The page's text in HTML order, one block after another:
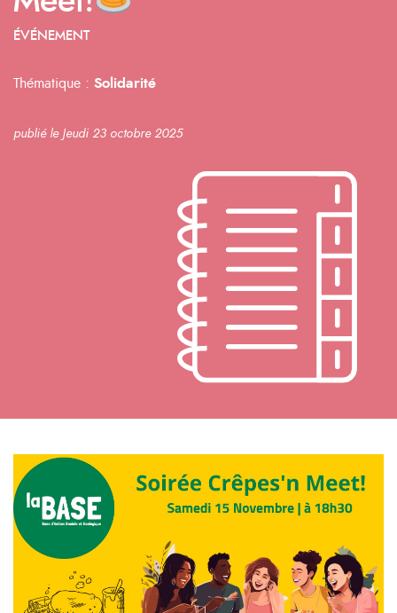
ÉVÉNEMENT
Thématique : Solidarité
publié le Jeudi 23 octobre 2025